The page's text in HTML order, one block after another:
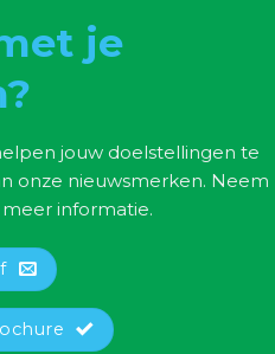
je
jouw doelstellingen te
onze nieuwsmerken. Neem
informatie.